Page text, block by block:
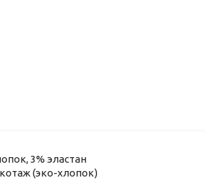
3% эластан
(эко-хлопок)